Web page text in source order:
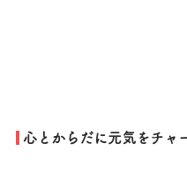
心とからだに元気をチャ